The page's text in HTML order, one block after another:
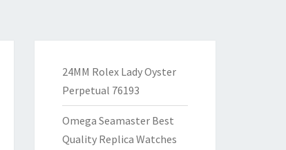
24MM Rolex Lady Oyster
Perpetual 76193
Omega Seamaster Best
Quality Replica Watches